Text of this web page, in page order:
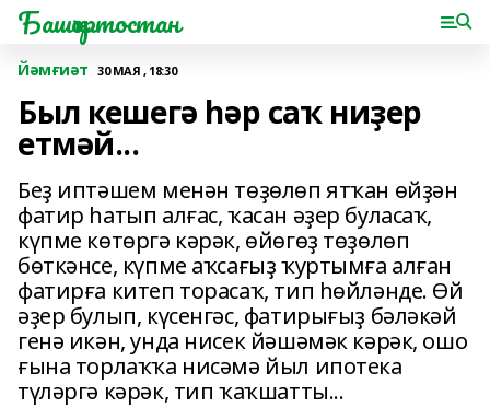
Башҡортостан
Йәмғиәт 30 МАЯ , 18:30
Был кешегә һәр саҡ ниҙер
етмәй...
Беҙ иптәшем менән төҙөлөп ятҡан өйҙән
фатир һатып алғас, ҡасан әҙер буласаҡ,
күпме көтөргә кәрәк, өйөгөҙ төҙөлөп
бөткәнсе, күпме аҡсағыҙ ҡуртымға алған
фатирға китеп торасаҡ, тип һөйләнде. Өй
әҙер булып, күсенгәс, фатирығыҙ бәләкәй
генә икән, унда нисек йәшәмәк кәрәк, ошо
ғына торлаҡҡа нисәмә йыл ипотека
түләргә кәрәк, тип ҡаҡшатты...